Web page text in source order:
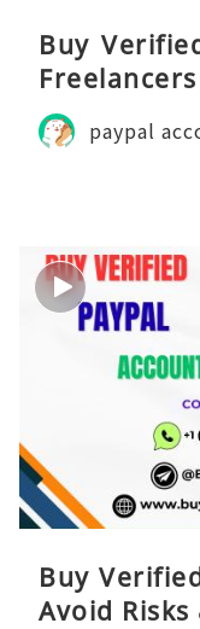
Buy
paypal
Buy
Avoid